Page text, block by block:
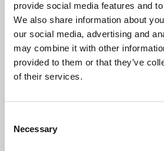
provide social media features and
We also share information about
our social media, advertising and
may combine it with other
provided to them or that they’ve
of their services.
Selection
Necessary
Magic xpi Cloud Gatewayを デ
フォームとして採用
～決め手はコストパフォーマンス
事例の詳細